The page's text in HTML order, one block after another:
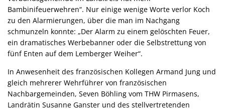
Bambinifeuerwehren“. Nur einige wenige Worte verlor Koch
zu den Alarmierungen, über die man im Nachgang
schmunzeln konnte: „Der Alarm zu einem gelöschten Feuer,
ein dramatisches Werbebanner oder die Selbstrettung von
fünf Enten auf dem Lemberger Weiher“.
In Anwesenheit des französischen Kollegen Armand Jung und
gleich mehrerer Wehrführer von französischen
Nachbargemeinden, Seven Böhling vom THW Pirmasens,
Landrätin Susanne Ganster und des stellvertretenden